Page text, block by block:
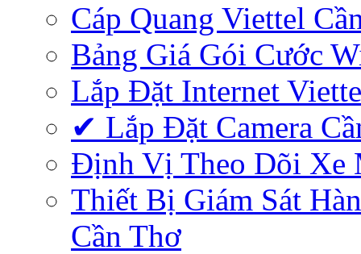
Cáp Quang Viettel
Bảng Giá Gói Cước
Lắp Đặt Internet
✔‎ Lắp Đặt Camera
Định Vị Theo Dõi Xe
Thiết Bị Giám Sát
Cần Thơ